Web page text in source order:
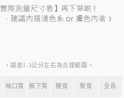
，誤差1-3公分左右為合理範圍。
袖口寬 腋下寬 腰寬 臀寬 全長